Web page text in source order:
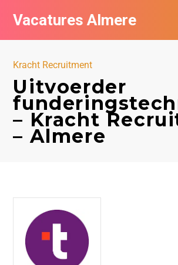
Vacatures Almere
Kracht Recruitment
Uitvoerder
– Kracht
– Almere
Vacatures per bedrijf
Nieuwsbrief feed